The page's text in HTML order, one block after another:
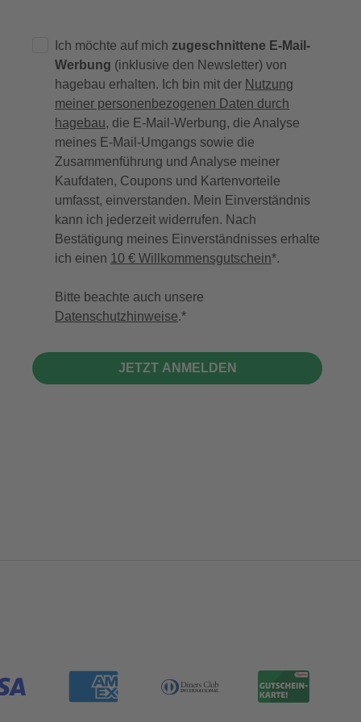
Ich möchte auf mich zugeschnittene E-Mail-
Werbung (inklusive den Newsletter) von
hagebau erhalten. Ich bin mit der Nutzung
meiner personenbezogenen Daten durch
hagebau, die E-Mail-Werbung, die Analyse
meines E-Mail-Umgangs sowie die
Zusammenführung und Analyse meiner
Kaufdaten, Coupons und Kartenvorteile
umfasst, einverstanden. Mein Einverständnis
kann ich jederzeit widerrufen. Nach
Bestätigung meines Einverständnisses erhalte
ich einen 10 € Willkommensgutschein*.
Bitte beachte auch unsere
Datenschutzhinweise.
JETZT ANMELDEN